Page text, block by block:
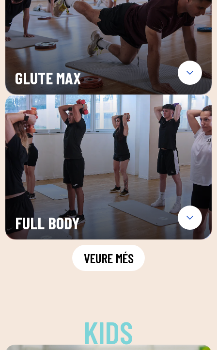
GLUTE MAX
FULL BODY
VEURE MÉS
KIDS